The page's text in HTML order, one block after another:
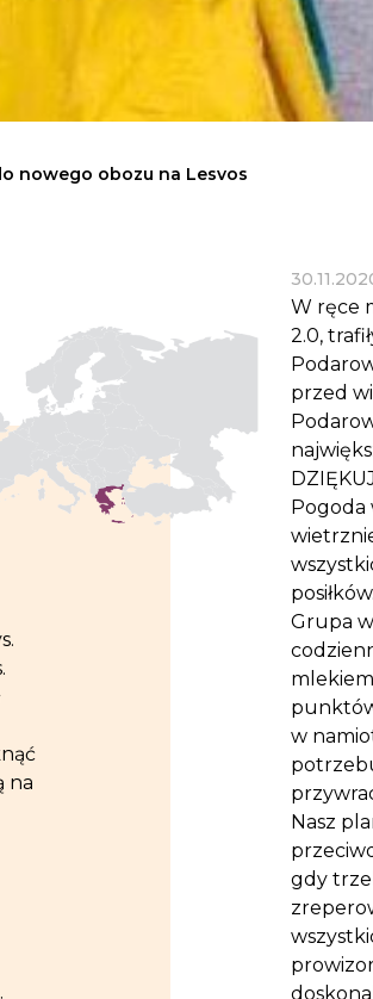
Cele statutowe
Sprawdź cele
Kontakt
nowego obozu na Lesvos
na
W ręce
2.0,
przed
Pogoda
posiłków.
Grupa
w
Nasz
gdy